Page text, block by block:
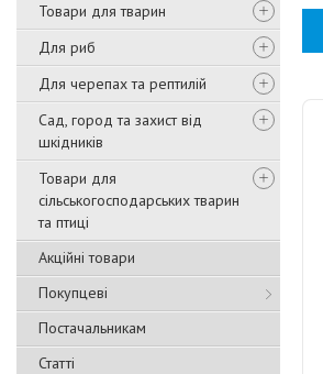
Товари для тварин
Для риб
Для черепах та рептилій
Сад, город та захист від
шкідників
Товари для
сільськогосподарських тварин
та птиці
Акційні товари
Покупцеві
Постачальникам
Статті